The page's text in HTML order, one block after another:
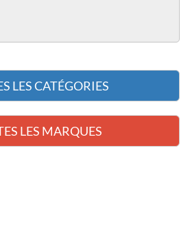
LES CATÉGORIES
LES MARQUES